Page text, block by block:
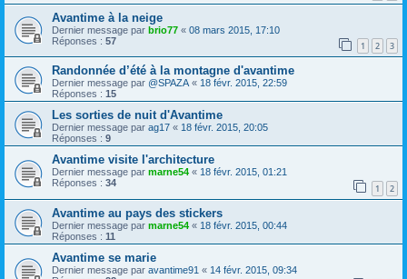
Avantime à la neige
Dernier message par brio77 « 08 mars 2015, 17:10
Réponses : 57 1 2 3
Randonnée d’été à la montagne d'avantime
Dernier message par @SPAZA« 18 févr. 2015, 22:59
Réponses : 15
Les sorties de nuit d'Avantime
Dernier message par ag17 « 18 févr. 2015, 20:05
Réponses : 9
Avantime visite l'architecture
Dernier message par marne54 « 18 févr. 2015, 01:21
Réponses : 34 1 2
Avantime au pays des stickers
Dernier message par marne54 « 18 févr. 2015, 00:44
Réponses : 11
Avantime se marie
Dernier message par avantime91 « 14 févr. 2015, 09:34